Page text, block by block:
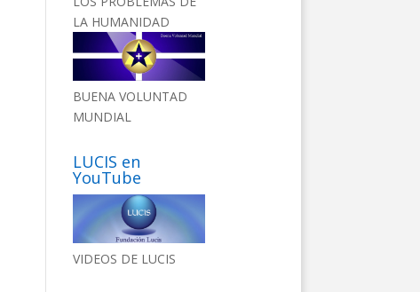
LA HUMANIDAD
BUENA VOLUNTAD
MUNDIAL
LUCIS en
YouTube
VIDEOS DE LUCIS